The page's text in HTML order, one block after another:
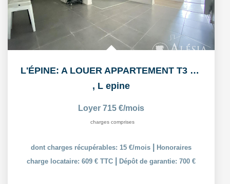
L'ÉPINE: A LOUER APPARTEMENT T3 55,38m² AVEC COUR ET PLACE...
, L epine
Loyer 715 €/mois
charges comprises
dont charges récupérables: 15 €/mois
Honoraires
charge locataire: 609 € TTC
Dépôt de garantie: 700 €